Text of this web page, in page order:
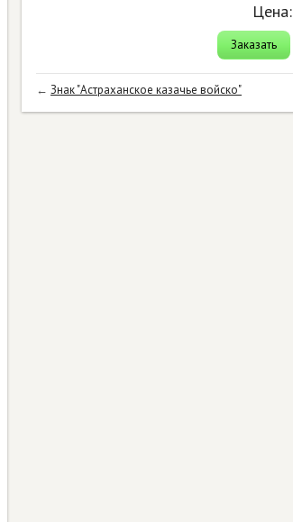
Цена:
Заказать
← Знак "Астраханское казачье войско"